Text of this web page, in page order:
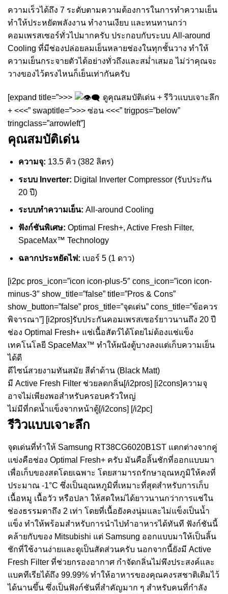
ความเร็วได้ถึง 7 ระดับตามความต้องการในการทำความเย็น
ทำให้ประหยัดพลังงาน ทำงานเงียบ และทนทานกว่า
คอมเพรสเซอร์ทั่วไปมากครับ ประกอบกับระบบ All-around
Cooling ที่มีช่องปล่อยลมเย็นหลายช่องในทุกชั้นวาง ทำให้
ความเย็นกระจายตัวได้อย่างทั่วถึงและสม่ำเสมอ ไม่ว่าคุณจะ
วางของไว้ตรงไหนก็เย็นเท่ากันครับ
[expand title=”>>>
ดูคุณสมบัติเด่น + รีวิวแบบเจาะลึก
+ <<<” swaptitle=”>>> ซ่อน <<<” trigpos=”below”
tringclass=”arrowleft”]
คุณสมบัติเด่น
ความจุ: 13.5 คิว (382 ลิตร)
ระบบ Inverter: Digital Inverter Compressor (รับประกัน
20 ปี)
ระบบทำความเย็น: All-around Cooling
ฟังก์ชันพิเศษ: Optimal Fresh+, Active Fresh Filter,
SpaceMax™ Technology
ฉลากประหยัดไฟ: เบอร์ 5 (1 ดาว)
[i2pc pros_icon=”icon icon-plus-5″ cons_icon=”icon icon-
minus-3″ show_title=”false” title=”Pros & Cons”
show_button=”false” pros_title=”จุดเด่น” cons_title=”ข้อควร
พิจารณา”] [i2pros]รับประกันคอมเพรสเซอร์ยาวนานถึง 20 ปี
ช่อง Optimal Fresh+ แช่เนื้อสัตว์ได้โดยไม่ต้องแช่แข็ง
เทคโนโลยี SpaceMax™ ทำให้ผนังตู้บางลงแต่เก็บความเย็น
ได้ดี
ดีไซน์สวยงามทันสมัย สีดำด้าน (Black Matt)
มี Active Fresh Filter ช่วยลดกลิ่น[/i2pros] [i2cons]ความจุ
อาจไม่เพียงพอสำหรับครอบครัวใหญ่
ไม่มีที่กดน้ำแข็งจากหน้าตู้[/i2cons] [/i2pc]
รีวิวแบบเจาะลึก
จุดเด่นที่ทำให้ Samsung RT38CG6020B1ST แตกต่างจากคู่
แข่งคือช่อง Optimal Fresh+ ครับ มันคือลิ้นชักที่ออกแบบมา
เพื่อเก็บของสดโดยเฉพาะ โดยสามารถรักษาอุณหภูมิให้คงที่
ประมาณ -1°C ซึ่งเป็นอุณหภูมิที่เหมาะที่สุดสำหรับการเก็บ
เนื้อหมู เนื้อวัว หรือปลา ให้สดใหม่ได้ยาวนานกว่าการแช่ใน
ช่องธรรมดาถึง 2 เท่า โดยที่เนื้อยังคงนุ่มและไม่แข็งเป็นน้ำ
แข็ง ทำให้พร้อมสำหรับการนำไปทำอาหารได้ทันที ฟังก์ชันนี้
คล้ายกับของ Mitsubishi แต่ Samsung ออกแบบมาให้เป็นลิ้น
ชักที่ใช้งานง่ายและดูเป็นสัดส่วนครับ นอกจากนี้ยังมี Active
Fresh Filter ที่ช่วยกรองอากาศ กำจัดกลิ่นไม่พึงประสงค์และ
แบคทีเรียได้ถึง 99.99% ทำให้อาหารของคุณคงรสชาติเดิมไว้
ได้นานขึ้น ซึ่งเป็นฟังก์ชันที่สำคัญมาก ๆ สำหรับคนที่กำลัง